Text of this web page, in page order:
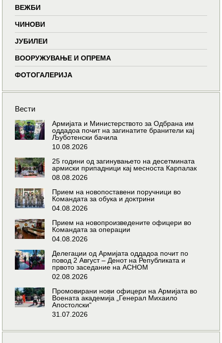
ВЕЖБИ
ЧИНОВИ
ЈУБИЛЕИ
ВООРУЖУВАЊЕ И ОПРЕМА
ФОТОГАЛЕРИЈА
Вести
Армијата и Министерството за Одбрана им
оддадоа почит на загинатите бранители кај
Љуботенски бачила
10.08.2026
25 години од загинувањето на десетмината
армиски припадници кај месноста Карпалак
08.08.2026
Прием на новопоставени поручници во
Командата за обука и доктрини
04.08.2026
Прием на новопроизведените офицери во
Командата за операции
04.08.2026
Делегации од Армијата оддадоа почит по
повод 2 Август – Денот на Републиката и
првото заседание на АСНОМ
02.08.2026
Промовирани нови офицери на Армијата во
Воената академија „Генерал Михаило
Апостолски“
31.07.2026